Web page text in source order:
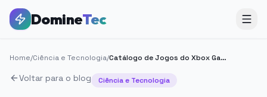
DomineTec
Home/Ciência e Tecnologia/ Catálogo de Jogos do Xbox Game Pass: Lançamentos e Confirmados
Voltar para o blog Ciência e Tecnologia